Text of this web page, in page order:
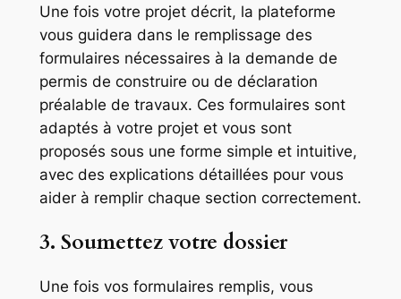
Une fois votre projet décrit, la plateforme
vous guidera dans le remplissage des
formulaires nécessaires à la demande de
permis de construire ou de déclaration
préalable de travaux. Ces formulaires sont
adaptés à votre projet et vous sont
proposés sous une forme simple et intuitive,
avec des explications détaillées pour vous
aider à remplir chaque section correctement.
3. Soumettez votre dossier
Une fois vos formulaires remplis, vous